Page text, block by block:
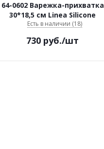
64-0602 Варежка-прихватка
30*18,5 см Linea Silicone
Есть в наличии (18)
730 руб./шт